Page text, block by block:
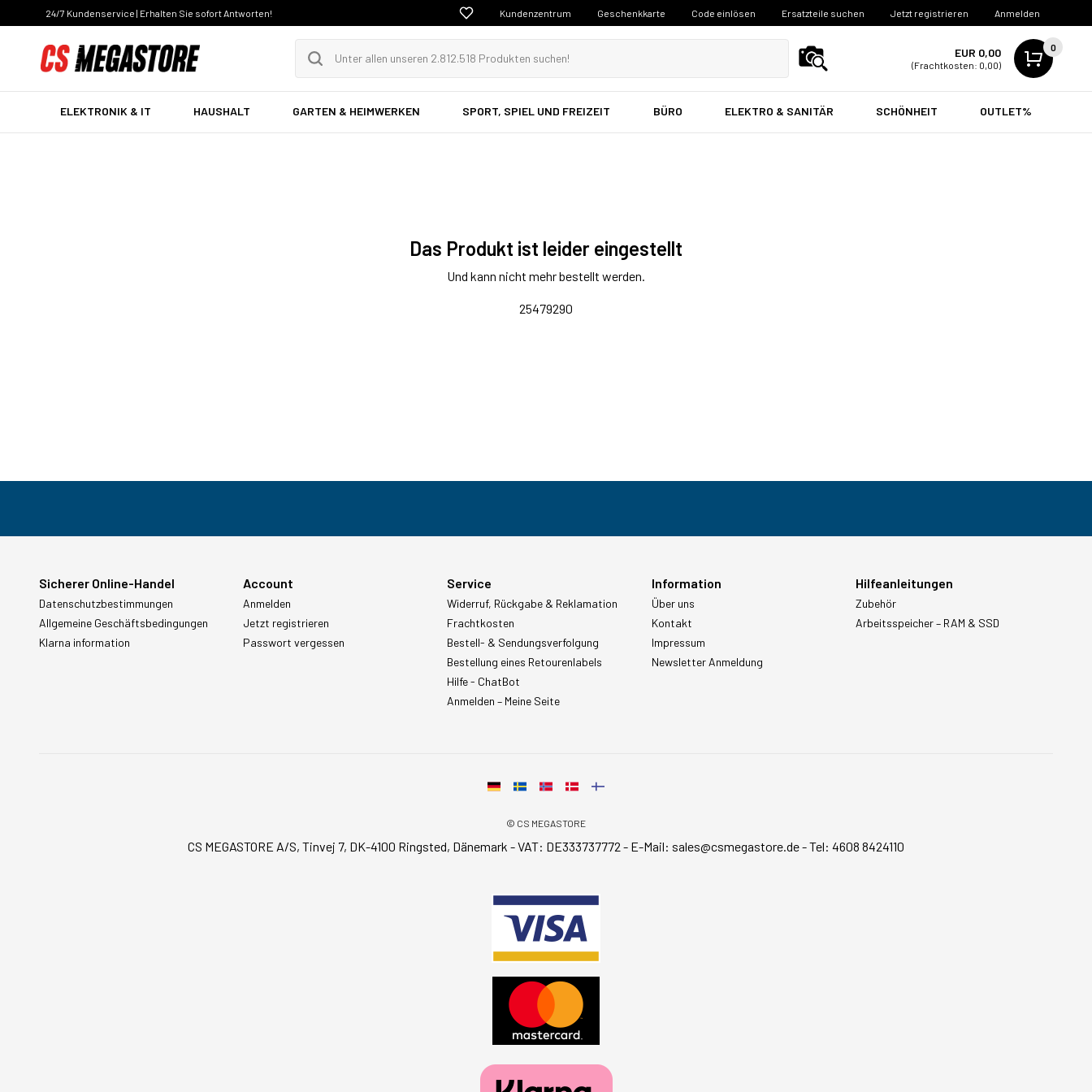
24/7 Kundenservice | Erhalten Sie sofort Antworten! Kundenzentrum Geschenkkarte Code einlösen Ersatzteile suchen Jetzt registrieren Anmelden
EUR 0,00
(Frachtkosten: 0,00)
0
ELEKTRONIK & IT HAUSHALT GARTEN & HEIMWERKEN SPORT, SPIEL UND FREIZEIT BÜRO ELEKTRO & SANITÄR SCHÖNHEIT OUTLET%
Das Produkt ist leider eingestellt
Und kann nicht mehr bestellt werden.
25479290
Sicherer Online-Handel
Datenschutzbestimmungen
Allgemeine Geschäftsbedingungen
Klarna information
Account
Anmelden
Jetzt registrieren
Passwort vergessen
Service
Widerruf, Rückgabe & Reklamation
Frachtkosten
Bestell- & Sendungsverfolgung
Bestellung eines Retourenlabels
Hilfe - ChatBot
Anmelden – Meine Seite
Information
Über uns
Kontakt
Impressum
Newsletter Anmeldung
Hilfeanleitungen
Zubehör
Arbeitsspeicher – RAM & SSD
© CS MEGASTORE
CS MEGASTORE A/S, Tinvej 7, DK-4100 Ringsted, Dänemark - VAT: DE333737772 - E-Mail: sales@csmegastore.de-Tel: 4608 8424110